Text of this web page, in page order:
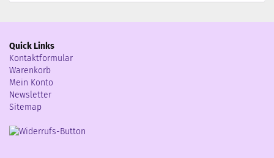
Quick Links
Kontaktformular
Warenkorb
Mein Konto
Newsletter
Sitemap